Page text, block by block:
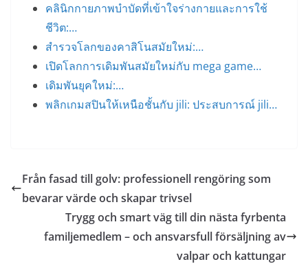
คลินิกกายภาพบำบัดที่เข้าใจร่างกายและการใช้
ชีวิต:…
สำรวจโลกของคาสิโนสมัยใหม่:…
เปิดโลกการเดิมพันสมัยใหม่กับ mega game…
เดิมพันยุคใหม่:…
พลิกเกมสปินให้เหนือชั้นกับ jili: ประสบการณ์ jili…
Från fasad till golv: professionell rengöring som
bevarar värde och skapar trivsel
Trygg och smart väg till din nästa fyrbenta
familjemedlem – och ansvarsfull försäljning av
valpar och kattungar